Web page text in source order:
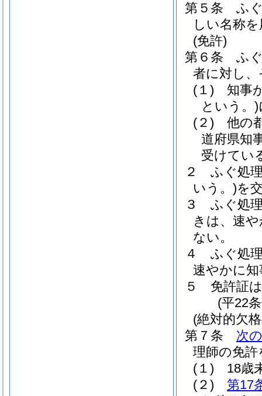
第５条
ふ
しい名称
(免許)
第６条
ふ
者に対し
(１)
知事
という。)
(２)
他の
道府県知
受けてい
２
ふぐ処
いう。)を
３
ふぐ処
きは、速
ない。
４
ふぐ処
速やかに
５
免許証
(平22
(絶対的欠
第７条
次
理師の免
(１)
18歳
(２)
第17